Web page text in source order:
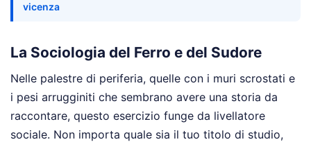
vicenza
La Sociologia del Ferro e del Sudore
Nelle palestre di periferia, quelle con i muri scrostati e
i pesi arrugginiti che sembrano avere una storia da
raccontare, questo esercizio funge da livellatore
sociale. Non importa quale sia il tuo titolo di studio,